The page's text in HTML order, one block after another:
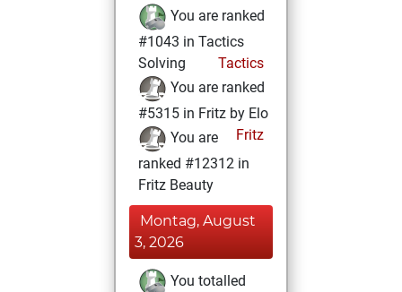
You are ranked
#1043 in Tactics
Solving
Tactics
You are ranked
#5315 in Fritz by Elo
Fritz
You are
ranked #12312 in
Fritz Beauty
Montag, August
3, 2026
You totalled